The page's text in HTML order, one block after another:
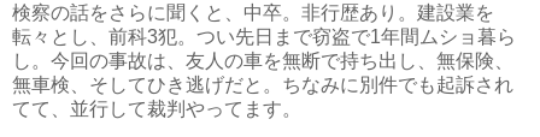
検察の話をさらに聞くと、中卒。非行歴あり。建設業を
転々とし、前科3犯。つい先日まで窃盗で1年間ムショ暮ら
し。今回の事故は、友人の車を無断で持ち出し、無保険、
無車検、そしてひき逃げだと。ちなみに別件でも起訴され
てて、並行して裁判やってます。